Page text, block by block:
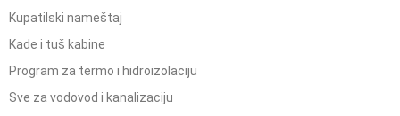
Kupatilski nameštaj
Kade i tuš kabine
Program za termo i hidroizolaciju
Sve za vodovod i kanalizaciju